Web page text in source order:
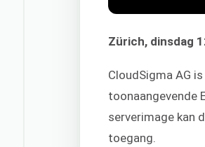
Zürich, dinsdag
CloudSigma AG
toonaangevende
serverimage kan
toegang.